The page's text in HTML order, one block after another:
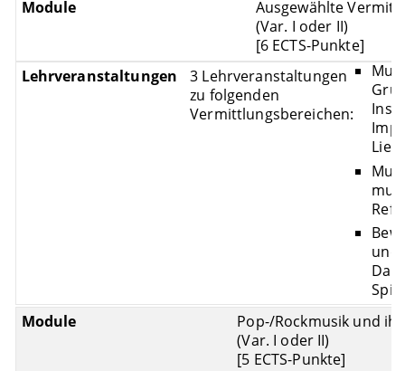
Ausgewählte
(Var. I oder II)
[6 ECTS-Punkte]
3 Lehrveranstaltungen
zu folgenden
Vermittlungsbereichen:
und
Pop-/Rockmusik und
(Var. I oder II)
[5 ECTS-Punkte]